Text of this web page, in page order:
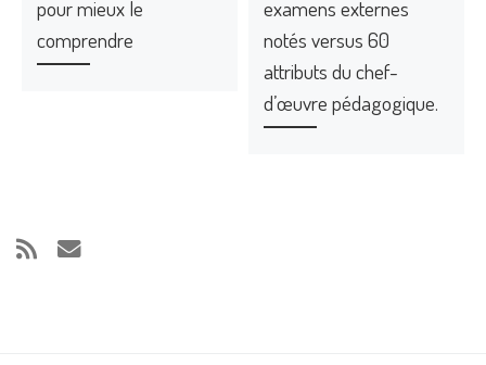
pour mieux le
comprendre
examens externes
notés versus 60
attributs du chef-
d’œuvre pédagogique.